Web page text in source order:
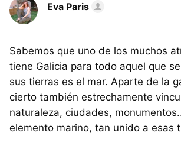
Eva Paris
Sabemos que uno de los muchos
tiene Galicia para todo aquel que
sus tierras es el mar. Aparte de la
cierto también estrechamente
naturaleza, ciudades,
elemento marino, tan unido a esas